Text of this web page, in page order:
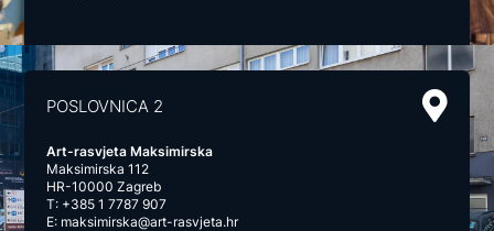
POSLOVNICA 2
Art-rasvjeta Maksimirska
Maksimirska 112
HR-10000 Zagreb
T: +385 1 7787 907
E: maksimirska@art-rasvjeta.hr